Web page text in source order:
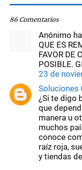
86 Comentarios
Anónimo
QUE ES
FAVOR DE
POSIBLE.
23 de
Soluciones
¿Si te digo
que
manera u
muchos
conoce
raíz roja,
y tiendas